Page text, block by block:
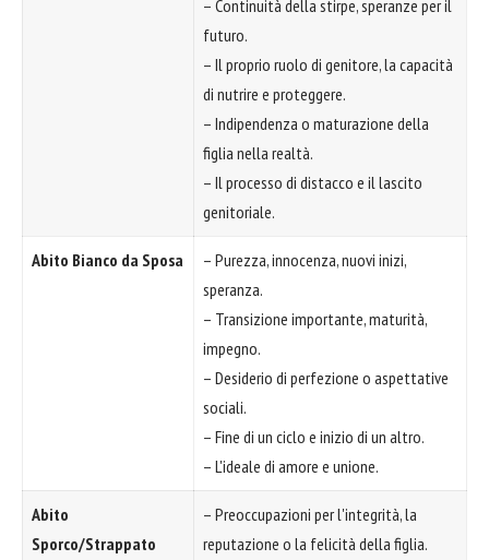
– Continuità della stirpe, speranze per il
futuro.
– Il proprio ruolo di genitore, la capacità
di nutrire e proteggere.
– Indipendenza o maturazione della
figlia nella realtà.
– Il processo di distacco e il lascito
genitoriale.
Abito Bianco da Sposa
– Purezza, innocenza, nuovi inizi,
speranza.
– Transizione importante, maturità,
impegno.
– Desiderio di perfezione o aspettative
sociali.
– Fine di un ciclo e inizio di un altro.
– L'ideale di amore e unione.
Abito
Sporco/Strappato
– Preoccupazioni per l'integrità, la
reputazione o la felicità della figlia.